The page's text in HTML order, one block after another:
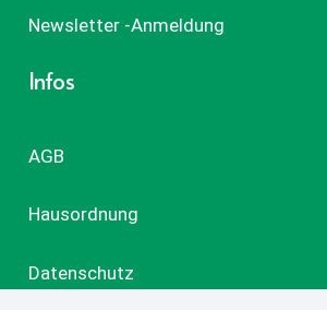
Newsletter -Anmeldung
Infos
AGB
Hausordnung
Datenschutz